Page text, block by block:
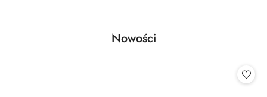
Pomiń karuzelę produktów
Produkty
Nowości